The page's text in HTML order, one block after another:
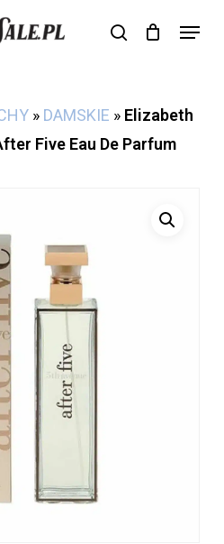
search
Menu
Close
» DAMSKIE » Elizabeth
Five Eau De Parfum